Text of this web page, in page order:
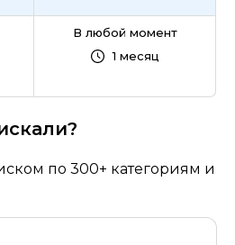
В любой момент
1 месяц
по 300+ категориям и